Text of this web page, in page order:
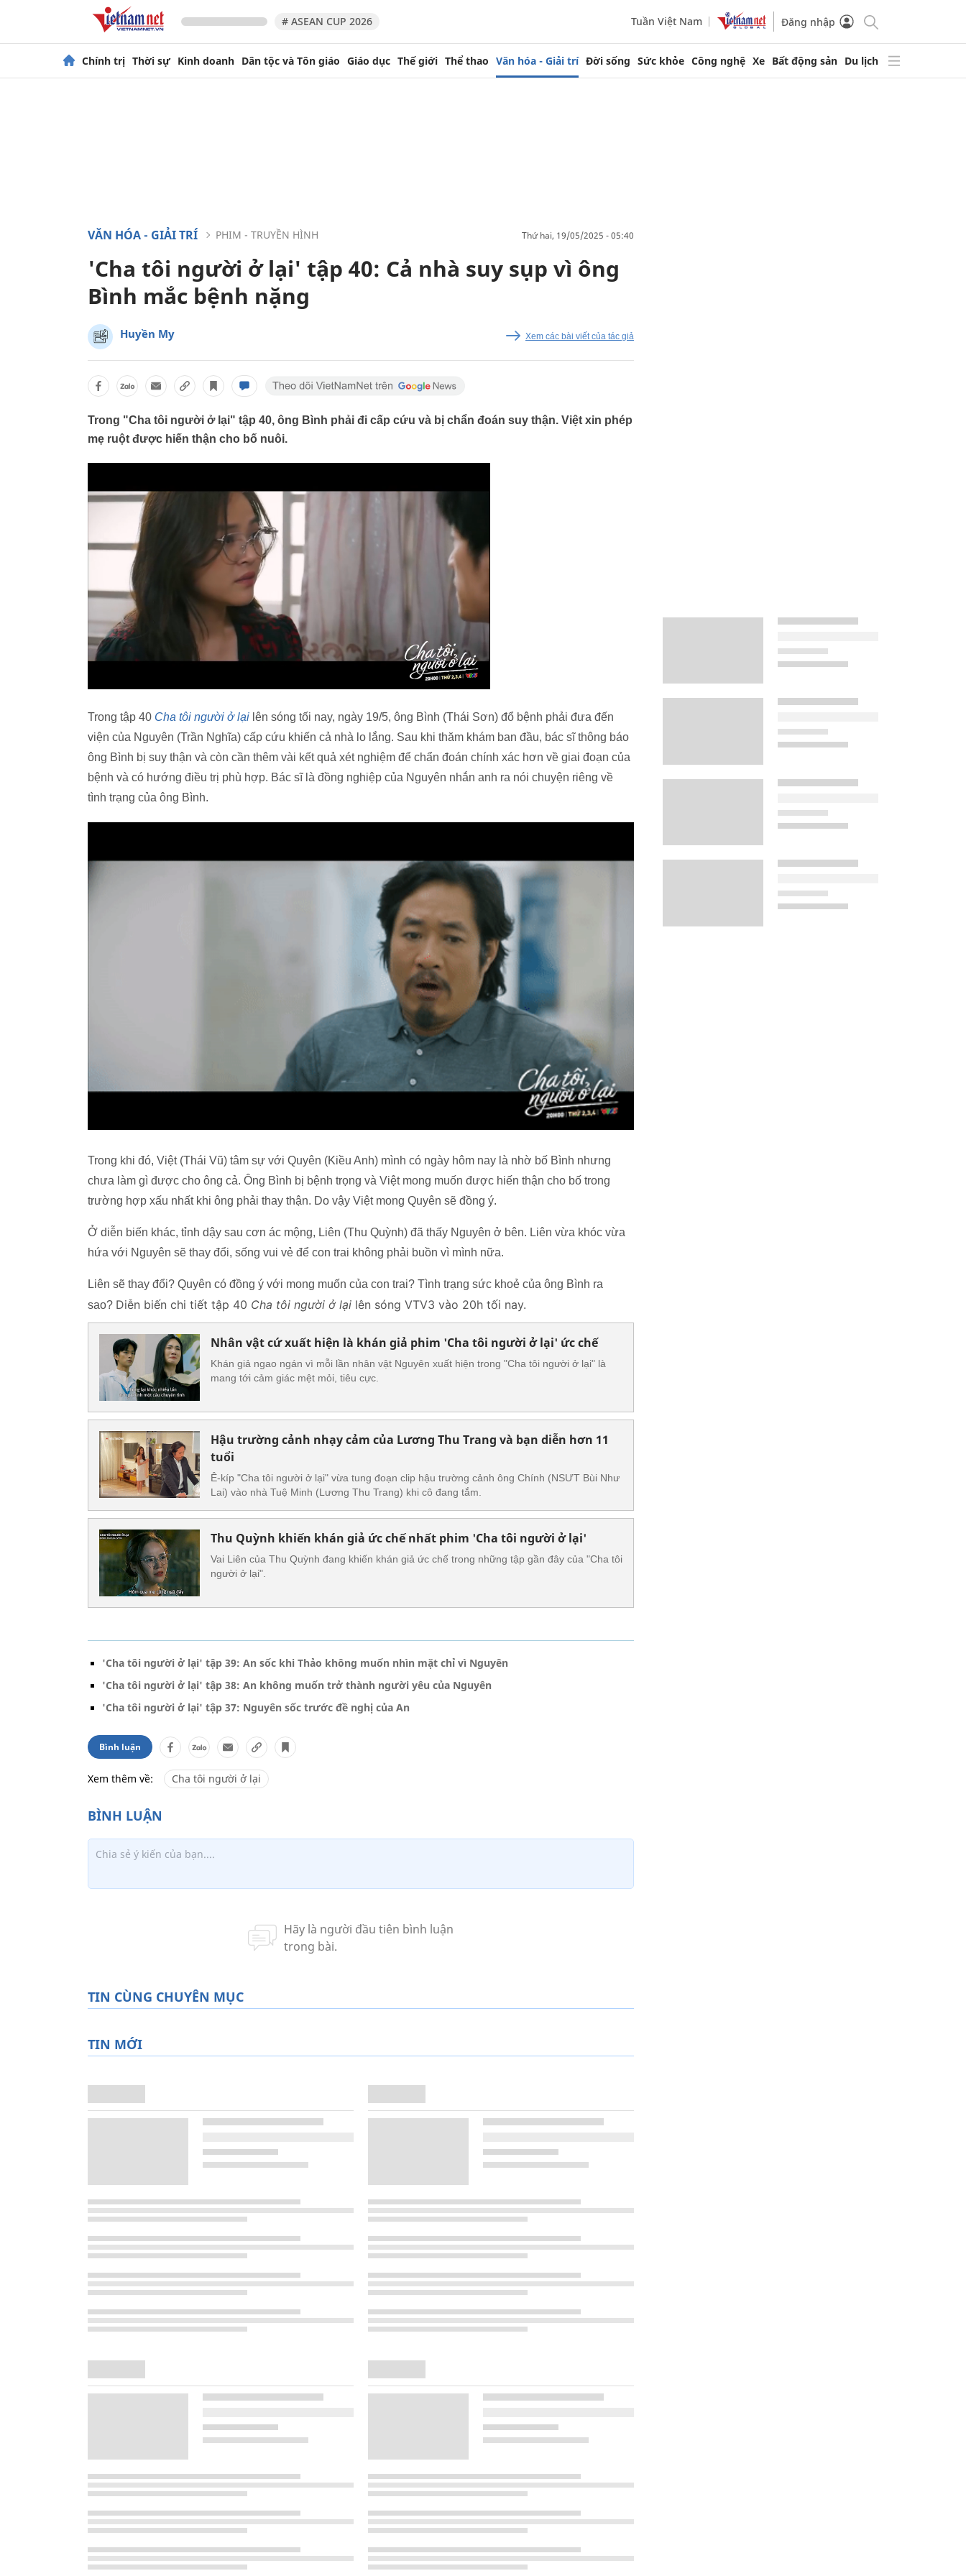
# ASEAN CUP 2026 Tuần Việt Nam Đăng nhập
Chính trị Thời sự Kinh doanh Dân tộc và Tôn giáo Giáo dục Thế giới Thể thao Văn hóa - Giải trí Đời sống Sức khỏe Công nghệ Xe Bất động sản Du lịch
VĂN HÓA - GIẢI TRÍ PHIM - TRUYỀN HÌNH thứ hai, 19/05/2025 - 05:40
'Cha tôi người ở lại' tập 40: Cả nhà suy sụp vì ông
Bình mắc bệnh nặng
Huyền My Xem các bài viết của tác giả
Trong "Cha tôi người ở lại" tập 40, ông Bình phải đi cấp cứu và bị chẩn đoán suy thận. Việt xin phép
mẹ ruột được hiến thận cho bố nuôi.
Trong tập 40 Cha tôi người ở lại lên sóng tối nay, ngày 19/5, ông Bình (Thái Sơn) đổ bệnh phải đưa đến
viện của Nguyên (Trần Nghĩa) cấp cứu khiến cả nhà lo lắng. Sau khi thăm khám ban đầu, bác sĩ thông báo
ông Bình bị suy thận và còn cần thêm vài kết quả xét nghiệm để chẩn đoán chính xác hơn về giai đoạn của
bệnh và có hướng điều trị phù hợp. Bác sĩ là đồng nghiệp của Nguyên nhắn anh ra nói chuyện riêng về
tình trạng của ông Bình.
Trong khi đó, Việt (Thái Vũ) tâm sự với Quyên (Kiều Anh) mình có ngày hôm nay là nhờ bố Bình nhưng
chưa làm gì được cho ông cả. Ông Bình bị bệnh trọng và Việt mong muốn được hiến thận cho bố trong
trường hợp xấu nhất khi ông phải thay thận. Do vậy Việt mong Quyên sẽ đồng ý.
Ở diễn biến khác, tỉnh dậy sau cơn ác mộng, Liên (Thu Quỳnh) đã thấy Nguyên ở bên. Liên vừa khóc vừa
hứa với Nguyên sẽ thay đổi, sống vui vẻ để con trai không phải buồn vì mình nữa.
Liên sẽ thay đổi? Quyên có đồng ý với mong muốn của con trai? Tình trạng sức khoẻ của ông Bình ra
sao? Diễn biến chi tiết tập 40 Cha tôi người ở lại lên sóng VTV3 vào 20h tối nay.
Nhân vật cứ xuất hiện là khán giả phim 'Cha tôi người ở lại' ức chế
Khán giả ngao ngán vì mỗi lần nhân vật Nguyên xuất hiện trong "Cha tôi người ở lại" là
mang tới cảm giác mệt mỏi, tiêu cực.
Hậu trường cảnh nhạy cảm của Lương Thu Trang và bạn diễn hơn 11
tuổi
Ê-kíp "Cha tôi người ở lại" vừa tung đoạn clip hậu trường cảnh ông Chính (NSƯT Bùi Như
Lai) vào nhà Tuệ Minh (Lương Thu Trang) khi cô đang tắm.
Thu Quỳnh khiến khán giả ức chế nhất phim 'Cha tôi người ở lại'
Vai Liên của Thu Quỳnh đang khiến khán giả ức chế trong những tập gần đây của "Cha tôi
người ở lại".
'Cha tôi người ở lại' tập 39: An sốc khi Thảo không muốn nhìn mặt chỉ vì Nguyên
'Cha tôi người ở lại' tập 38: An không muốn trở thành người yêu của Nguyên
'Cha tôi người ở lại' tập 37: Nguyên sốc trước đề nghị của An
Bình luận
Xem thêm về: Cha tôi người ở lại
TIN CÙNG CHUYÊN MỤC
TIN MỚI